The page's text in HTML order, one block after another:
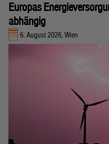
Europas
abhängig
6. August 2026, Wien